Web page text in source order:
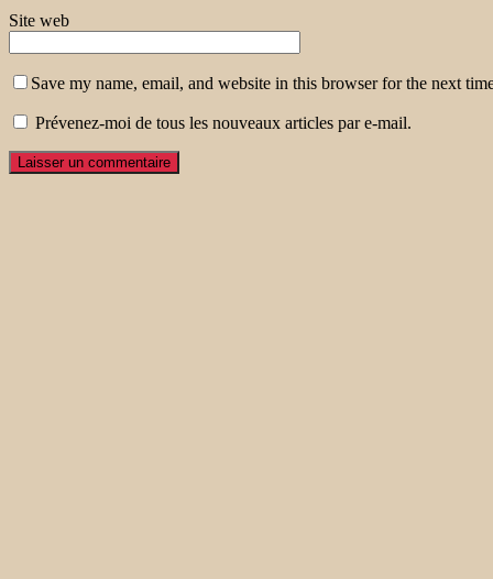
Site web
Save my name, email, and website in this browser for the next
Prévenez-moi de tous les nouveaux articles par e-mail.